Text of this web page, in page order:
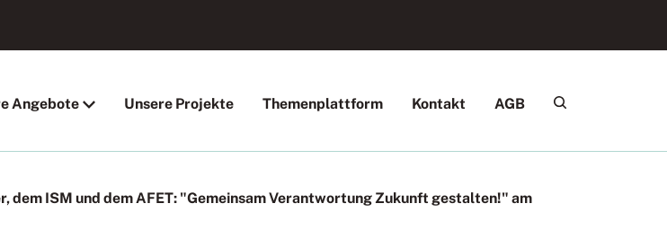
Angebote Unsere Projekte Themenplattform Kontakt AGB
dem ISM und dem AFET: "Gemeinsam Verantwortung Zukunft gestalten!" am